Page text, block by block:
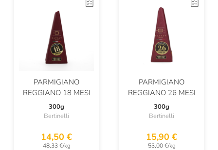
PARMIGIANO
REGGIANO 18 MESI
300g
Bertinelli
14,50 €
48,33 €/kg
PARMIGIANO
REGGIANO 26 MESI
300g
Bertinelli
15,90 €
53,00 €/kg